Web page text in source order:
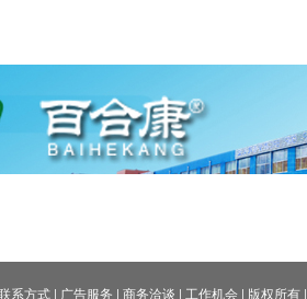
系方式| 广告服务 | 商务洽谈 | 工作机会| 版权所有|